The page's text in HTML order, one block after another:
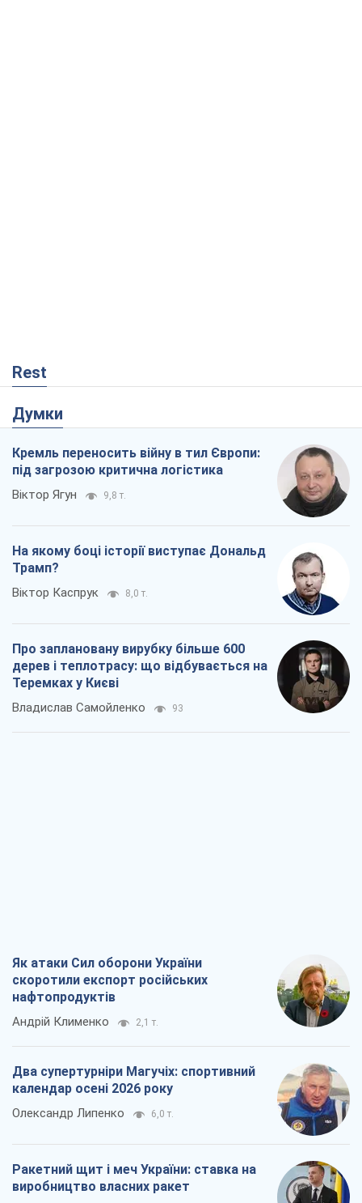
Rest
Думки
Кремль переносить війну в тил Європи:
під загрозою критична логістика
Віктор Ягун 9,8 т.
На якому боці історії виступає Дональд
Трамп?
Віктор Каспрук 8,0 т.
Про заплановану вирубку більше 600
дерев і теплотрасу: що відбувається на
Теремках у Києві
Владислав Самойленко 93
Як атаки Сил оборони України
скоротили експорт російських
нафтопродуктів
Андрій Клименко 2,1 т.
Два супертурніри Магучіх: спортивний
календар осені 2026 року
Олександр Липенко 6,0 т.
Ракетний щит і меч України: ставка на
виробництво власних ракет